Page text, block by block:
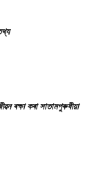
ৰক্ষা কৰা সাতামপুৰুষীয়া